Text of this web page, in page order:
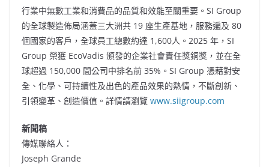
行業中無數工業和消費品的品質和效能至關重要。SI Group
的全球製造佈局涵蓋三大洲共 19 座生產基地，服務遍及 80
個國家的客戶，全球員工總數約達 1,600人。2025 年，SI
Group 榮獲 EcoVadis 頒發的企業社會責任獎銅獎，並在全
球超過 150,000 間公司中排名前 35%。SI Group 憑藉對安
全、化學、可持續性及出色的產品效果的熱情，不斷創新、
引領變革、創造價值。詳情請瀏覽 www.siigroup.com
新聞稿
傳媒聯絡人：
Joseph Grande